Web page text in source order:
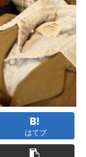
はてブ